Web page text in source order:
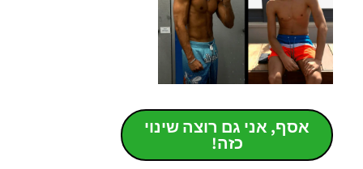
אסף, אני גם רוצה שינוי
כזה!